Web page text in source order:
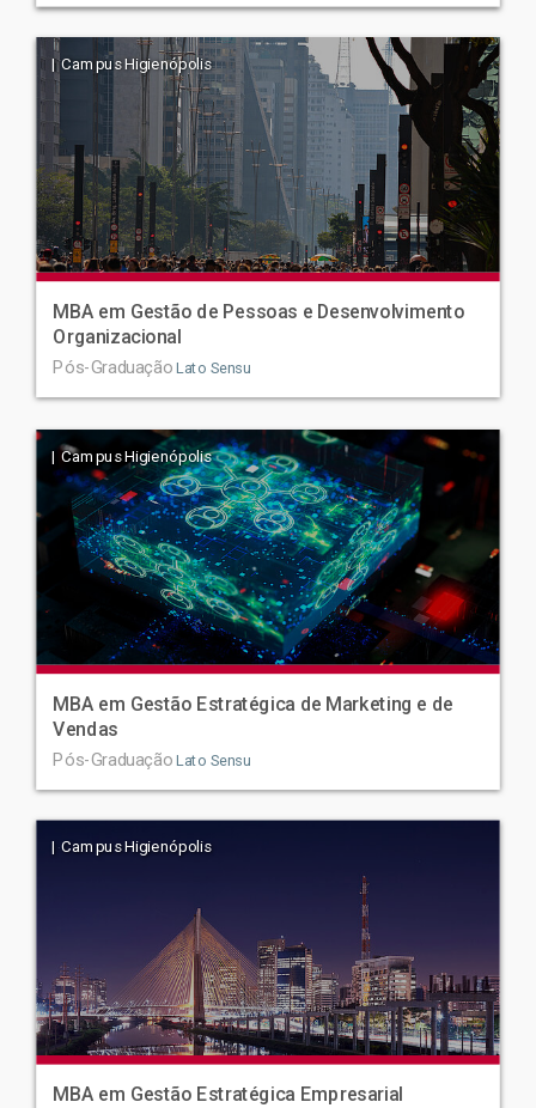
| Campus Higienópolis
MBA em Gestão de Pessoas e Desenvolvimento
Organizacional
Pós-Graduação Lato Sensu
| Campus Higienópolis
MBA em Gestão Estratégica de Marketing e de
Vendas
Pós-Graduação Lato Sensu
| Campus Higienópolis
MBA em Gestão Estratégica Empresarial